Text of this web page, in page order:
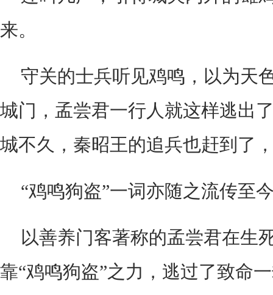
来。
守关的士兵听见鸡鸣，以为天
城门，孟尝君一行人就这样逃出
城不久，秦昭王的追兵也赶到了
“鸡鸣狗盗”一词亦随之流传至
以善养门客著称的孟尝君在生
靠“鸡鸣狗盗”之力，逃过了致命